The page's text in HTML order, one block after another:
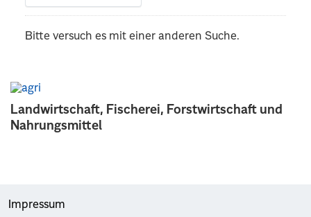
Landwirtschaft, Fischerei, Forstwirtschaft und
Nahrungsmittel
Bitte versuch es mit einer anderen Suche.
Impressum